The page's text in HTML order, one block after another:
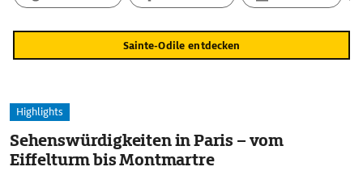
Sainte-Odile entdecken
Highlights
Sehenswürdigkeiten in Paris – vom
Eiffelturm bis Montmartre